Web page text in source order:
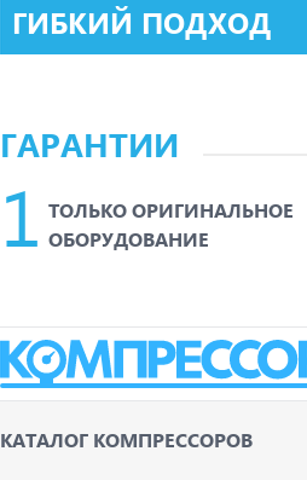
ГИБКИЙ ПОДХОД
ГАРАНТИИ
ТОЛЬКО ОРИГИНАЛЬНОЕ
ОБОРУДОВАНИЕ
КАТАЛОГ КОМПРЕССОРОВ